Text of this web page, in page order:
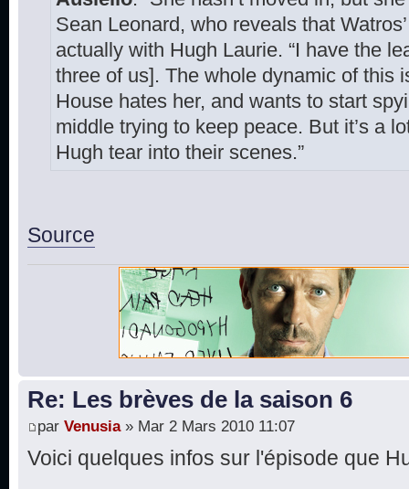
Sean Leonard, who reveals that
actually with Hugh Laurie. “I have the
three of us]. The whole dynamic of this
House hates her, and wants to start
middle trying to keep peace. But it’s a
Hugh tear into their scenes.”
Source
Re: Les brèves de la saison 6
par Venusia» Mar 2 Mars 2010 11:07
Voici quelques infos sur l'épisode que